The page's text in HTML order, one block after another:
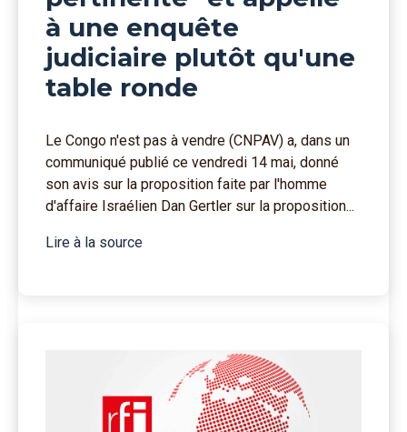
à une enquête
judiciaire plutôt qu'une
table ronde
Le Congo n'est pas à vendre (CNPAV) a, dans un
communiqué publié ce vendredi 14 mai, donné
son avis sur la proposition faite par l'homme
d'affaire Israélien Dan Gertler sur la proposition...
Lire à la source